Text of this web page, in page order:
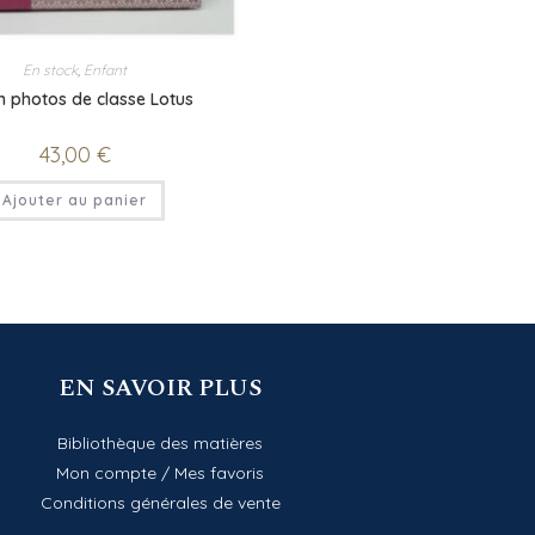
En stock, Enfant
photos de classe Lotus
43,00 €
Ajouter au panier
EN SAVOIR PLUS
Bibliothèque des matières
Mon compte / Mes favoris
Conditions générales de vente